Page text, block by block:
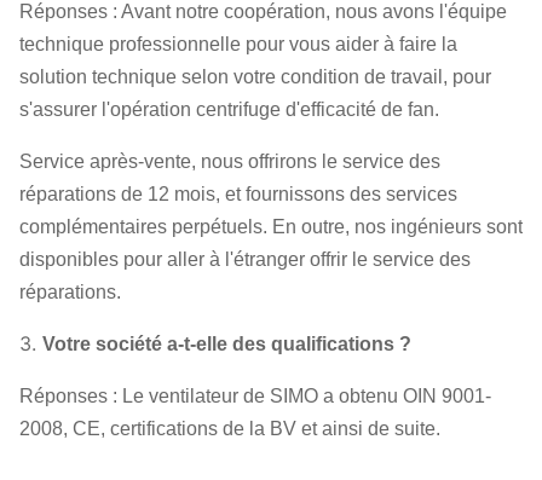
Réponses : Avant notre coopération, nous avons l'équipe
technique professionnelle pour vous aider à faire la
solution technique selon votre condition de travail, pour
s'assurer l'opération centrifuge d'efficacité de fan.
Service après-vente, nous offrirons le service des
réparations de 12 mois, et fournissons des services
complémentaires perpétuels. En outre, nos ingénieurs sont
disponibles pour aller à l'étranger offrir le service des
réparations.
3. Votre société a-t-elle des qualifications ?
Réponses : Le ventilateur de SIMO a obtenu OIN 9001-
2008, CE, certifications de la BV et ainsi de suite.